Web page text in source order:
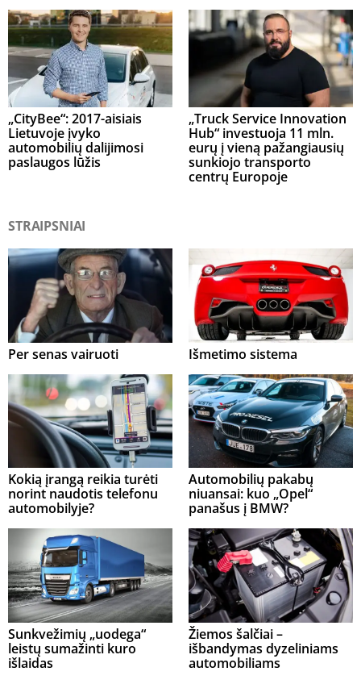
„CityBee“: 2017-aisiais
Lietuvoje įvyko
automobilių dalijimosi
paslaugos lūžis
„Truck Service Innovation
Hub“ investuoja 11 mln.
eurų į vieną pažangiausių
sunkiojo transporto
centrų Europoje
STRAIPSNIAI
Per senas vairuoti Išmetimo sistema
Kokią įrangą reikia turėti
norint naudotis telefonu
automobilyje?
Automobilių pakabų
niuansai: kuo „Opel“
panašus į BMW?
Sunkvežimių „uodega“
leistų sumažinti kuro
išlaidas
Žiemos šalčiai –
išbandymas dyzeliniams
automobiliams